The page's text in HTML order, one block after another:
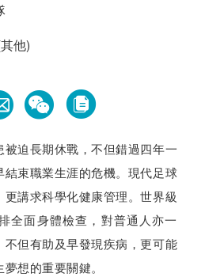
他)
迫長期休戰，不但錯過四年一
結束職業生涯的危機。現代足球
講求科學化健康管理。世界級
全面身體檢查，對普通人亦一
但有助及早發現疾病，更可能
想的重要關鍵。